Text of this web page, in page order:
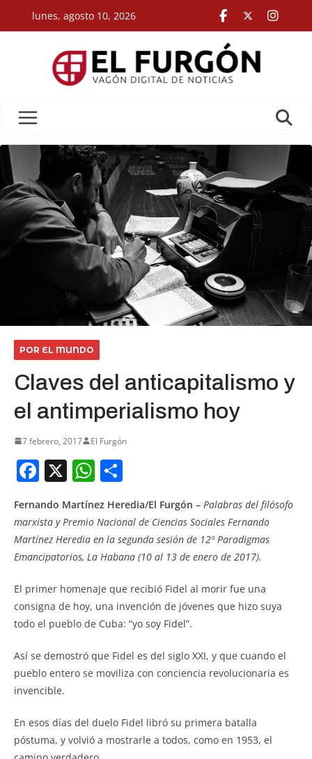
to
lunes, agosto 10, 2026
POR EL MUNDO
Claves del anticapitalismo y
el antimperialismo hoy
7 febrero, 2017 El Furgón
F
a
c
e
b
o
o
k
X W
at
s
A
p
p
h
ar
e
Fernando Martínez Heredia/El Furgón – Palabras del filósofo
marxista y Premio Nacional de Ciencias Sociales Fernando
Martínez Heredia en la segunda sesión de 12º Paradigmas
Emancipatorios, La Habana (10 al 13 de enero de 2017).
El primer homenaje que recibió Fidel al morir fue una
consigna de hoy, una invención de jóvenes que hizo suya
todo el pueblo de Cuba: “yo soy Fidel”.
Así se demostró que Fidel es del siglo XXI, y que cuando el
pueblo entero se moviliza con conciencia revolucionaria es
invencible.
En esos días del duelo Fidel libró su primera batalla
póstuma, y volvió a mostrarle a todos, como en 1953, el